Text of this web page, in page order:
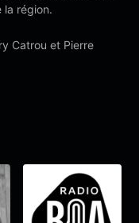
la région.
Catrou et Pierre